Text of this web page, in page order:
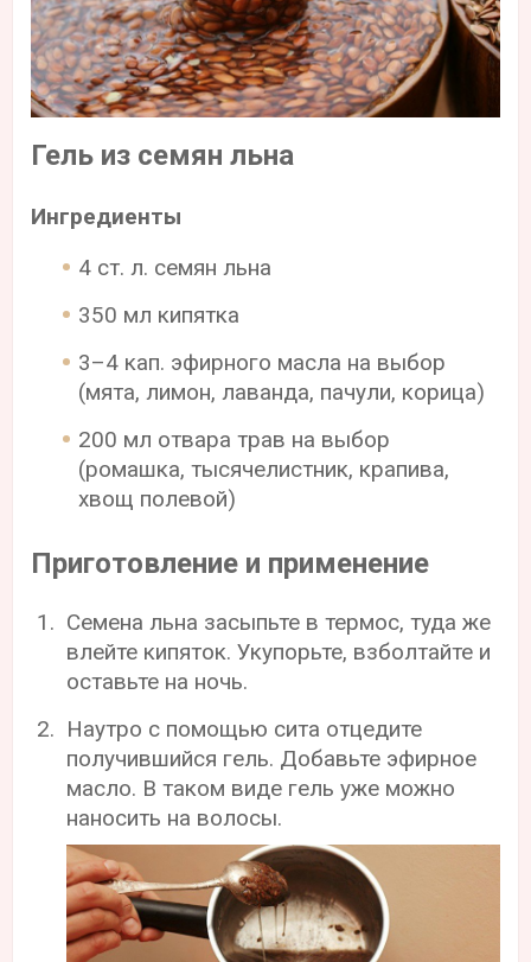
Гель из семян льна
Ингредиенты
4 ст. л. семян льна
350 мл кипятка
3–4 кап. эфирного масла на выбор
(мята, лимон, лаванда, пачули, корица)
200 мл отвара трав на выбор
(ромашка, тысячелистник, крапива,
хвощ полевой)
Приготовление и применение
Семена льна засыпьте в термос, туда же
влейте кипяток. Укупорьте, взболтайте и
оставьте на ночь.
Наутро с помощью сита отцедите
получившийся гель. Добавьте эфирное
масло. В таком виде гель уже можно
наносить на волосы.